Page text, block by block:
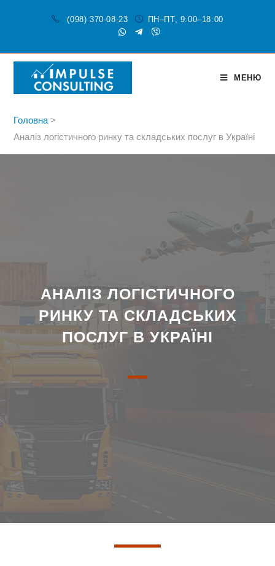
(098) 370-08-23 ПН–ПТ, 9:00–18:00
МЕНЮ
Головна >
Аналіз логістичного ринку та складських послуг в Україні
АНАЛІЗ ЛОГІСТИЧНОГО
РИНКУ ТА СКЛАДСЬКИХ
ПОСЛУГ В УКРАЇНІ